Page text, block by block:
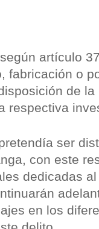
artículo
fabricación o
de
respectiva
ser
con este
dedicadas
en los